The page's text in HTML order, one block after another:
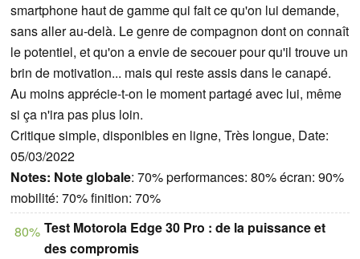
smartphone haut de gamme qui fait ce qu'on lui demande,
sans aller au-delà. Le genre de compagnon dont on connaît
le potentiel, et qu'on a envie de secouer pour qu'il trouve un
brin de motivation... mais qui reste assis dans le canapé.
Au moins apprécie-t-on le moment partagé avec lui, même
si ça n'ira pas plus loin.
Critique simple, disponibles en ligne, Très longue, Date:
05/03/2022
Notes: Note globale: 70% performances: 80% écran: 90%
mobilité: 70% finition: 70%
80% Test Motorola Edge 30 Pro : de la puissance et
des compromis